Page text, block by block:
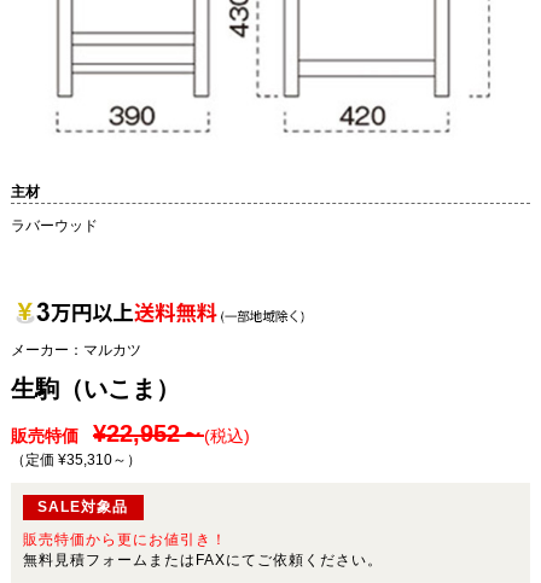
主材
ラバーウッド
メーカー： マルカツ
生駒（いこま）
販売特価 ¥22,952～(税込)
（定価 ¥35,310～ ）
SALE対象品
販売特価から更にお値引き！
無料見積フォームまたはFAXにてご依頼ください。